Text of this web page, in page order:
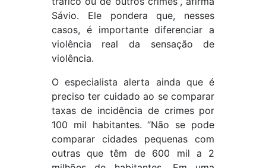
Sávio. Ele pondera que, nesses
casos, é importante diferenciar a
violência real da sensação de
violência.
O especialista alerta ainda que é
preciso ter cuidado ao se comparar
taxas de incidência de crimes por
100 mil habitantes. “Não se pode
comparar cidades pequenas com
outras que têm de 600 mil a 2